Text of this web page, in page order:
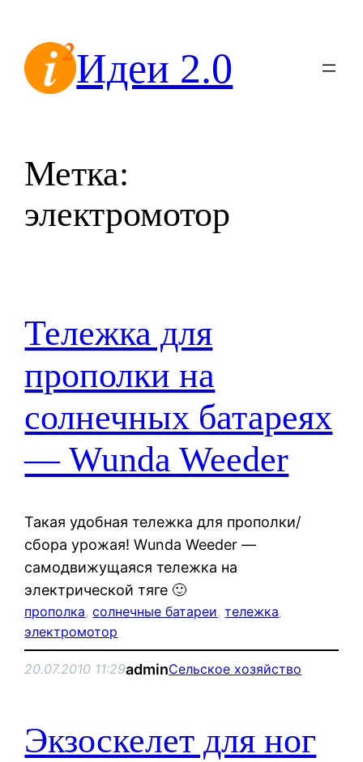
содержимомуИдеи 2.0
Метка:
электромотор
Тележка для
прополки на
солнечных батареях
— Wunda Weeder
Такая удобная тележка для прополки/
сбора урожая! Wunda Weeder —
самодвижущаяся тележка на
электрической тяге 🙂
прополка, солнечные батареи, тележка
электромотор
20.07.2010 11:29adminСельское хозяйство
Экзоскелет для ног